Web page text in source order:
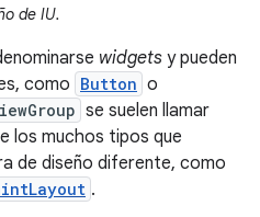
de IU.
widgets y pueden
como Button o
se suelen llamar
los muchos tipos que
de diseño diferente, como
.